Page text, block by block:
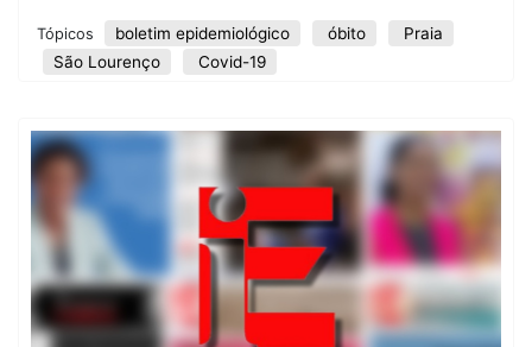
Tópicos boletim epidemiológico óbito
Praia
São Lourenço
Covid-19